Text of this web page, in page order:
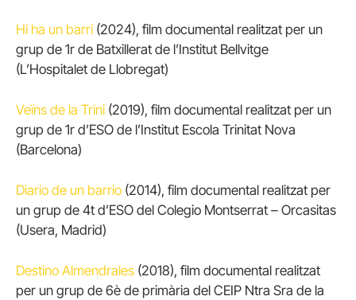
Hi ha un barri (2024), film documental realitzat per un
grup de 1r de Batxillerat de l’Institut Bellvitge
(L’Hospitalet de Llobregat)
Veïns de la Trini (2019), film documental realitzat per un
grup de 1r d’ESO de l’Institut Escola Trinitat Nova
(Barcelona)
Diario de un barrio (2014), film documental realitzat per
un grup de 4t d’ESO del Colegio Montserrat – Orcasitas
(Usera, Madrid)
Destino Almendrales (2018), film documental realitzat
per un grup de 6è de primària del CEIP Ntra Sra de la